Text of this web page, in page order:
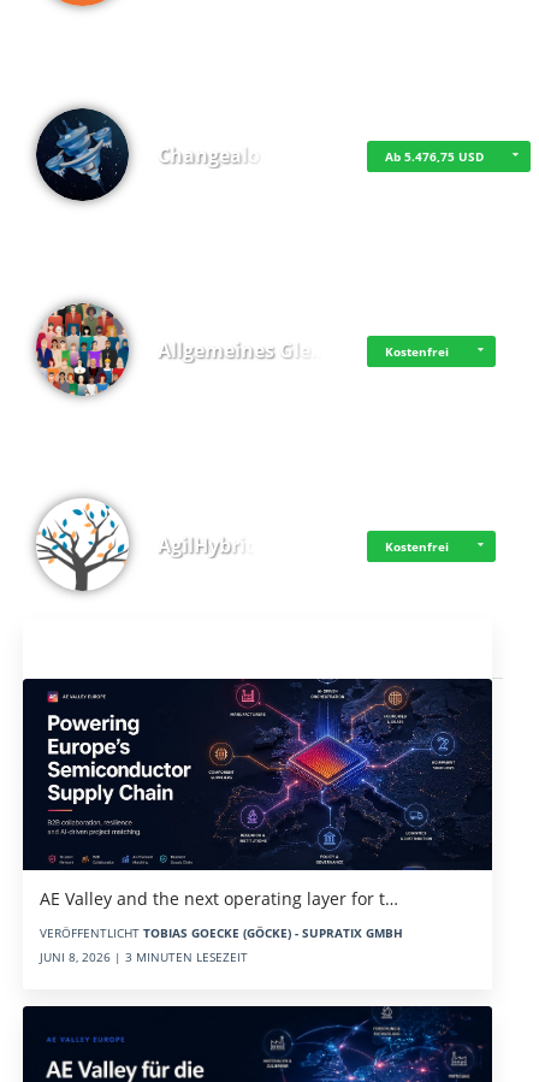
Changealot Ab 5.476,75 USD
Allgemeines Gle… Kostenfrei
AgilHybrid Kostenfrei
AE Valley and the next operating layer for t…
VERÖFFENTLICHT TOBIAS GOECKE (GÖCKE) - SUPRATIX GMBH
JUNI 8, 2026 | 3 MINUTEN LESEZEIT